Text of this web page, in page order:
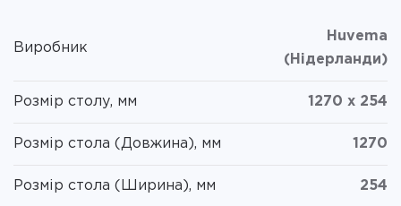
Виробник
Huvema
(Нідерланди)
Розмір столу, мм 1270 x 254
Розмір стола (Довжина), мм 1270
Розмір стола (Ширина), мм 254